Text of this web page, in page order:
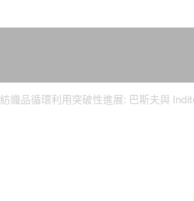
紡織品循環利用突破性進展: 巴斯夫與